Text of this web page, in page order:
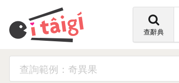
查辭典